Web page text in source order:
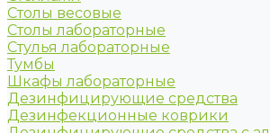
Столы весовые
Столы лабораторные
Стулья лабораторные
Тумбы
Шкафы лабораторные
Дезинфицирующие средства
Дезинфекционные коврики